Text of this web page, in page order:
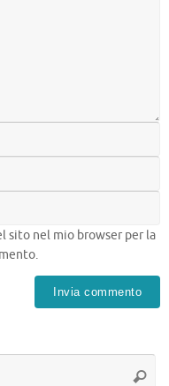
sito nel mio browser per la